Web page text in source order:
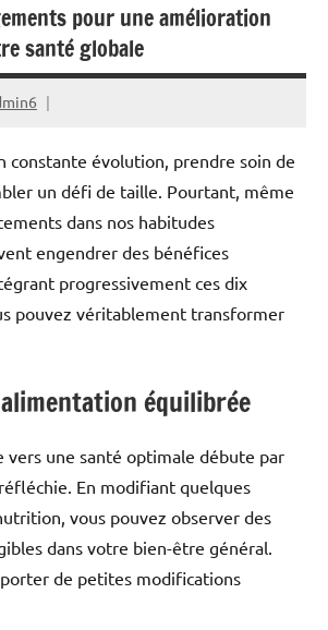
pour une amélioration
santé globale
constante évolution, prendre soin de
un défi de taille. Pourtant, même
dans nos habitudes
engendrer des bénéfices
progressivement ces dix
pouvez véritablement transformer
équilibrée
vers une santé optimale débute par
En modifiant quelques
vous pouvez observer des
dans votre bien-être général.
de petites modifications